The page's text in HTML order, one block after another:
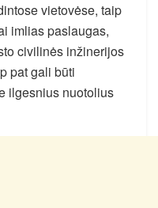
vietovėse, taip
imlias paslaugas,
civilinės inžinerijos
pat gali būti
ilgesnius nuotolius